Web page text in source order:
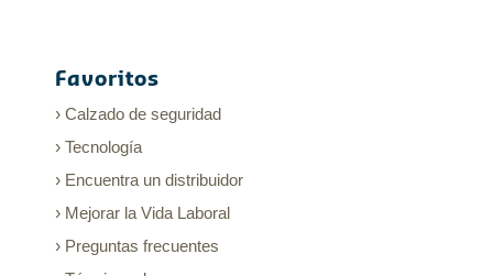
Favoritos
Calzado de seguridad
Tecnología
Encuentra un distribuidor
Mejorar la Vida Laboral
Preguntas frecuentes